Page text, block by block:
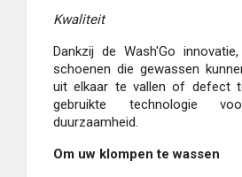
Kwaliteit
Dankzij de Wash'Go
schoenen die gewassen
uit elkaar te vallen of defect
gebruikte technologie
duurzaamheid.
Om uw klompen te wassen